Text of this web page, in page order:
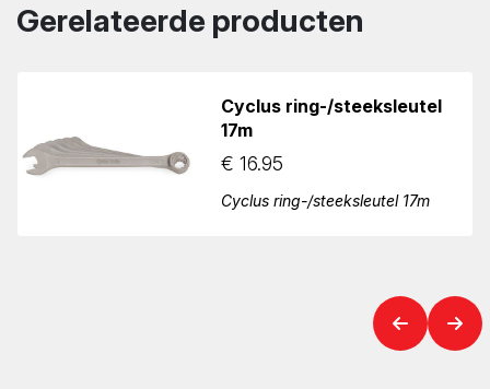
Gerelateerde producten
Cyclus ring-/steeksleutel
17m
€ 16.95
Cyclus ring-/steeksleutel 17m